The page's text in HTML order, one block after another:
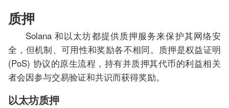
质押
Solana 和以太坊都提供质押服务来保护其网络安
全，但机制、可用性和奖励各不相同。质押是权益证明
(PoS) 协议的原生流程，持有并质押其代币的利益相关
者会因参与交易验证和共识而获得奖励。
以太坊质押